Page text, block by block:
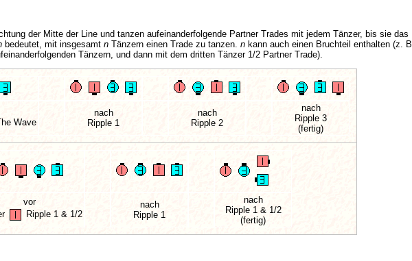
der Mitte der Line und tanzen aufeinanderfolgende Partner Trades mit jedem Tänzer, bis sie das
bedeutet, mit insgesamt n Tänzern einen Trade zu tanzen. n kann auch einen Bruchteil enthalten (z. B
Tänzern, und dann mit dem dritten Tänzer 1/2 Partner Trade).
Wave
nach
Ripple 1
nach
Ripple 2
nach
Ripple 3
(fertig)
vor
Ripple 1 & 1/2
nach
Ripple 1
nach
Ripple 1 & 1/2
(fertig)